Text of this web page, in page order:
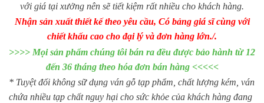
với giá tại xưởng nên sẽ tiết kiệm rất nhiều cho khách hàng.
Nhận sản xuất thiết kế theo yêu cầu, Có bảng giá sĩ cùng với
chiết khấu cao cho đại lý và đơn hàng lớn./.
>>>> Mọi sản phẩm chúng tôi bán ra đều được bảo hành từ 12
đến 36 tháng theo hóa đơn bán hàng <<<<<
* Tuyệt đối không sữ dụng ván gỗ tạp phẩm, chất lượng kém, ván
chứa nhiều tạp chất nguy hại cho sức khỏe của khách hàng đang